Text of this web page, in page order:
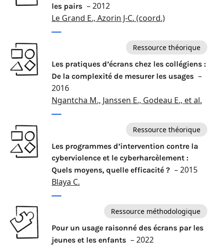
les pairs – 2012
Le Grand E., Azorin J-C. (coord.)
Ressource théorique
Les pratiques d’écrans chez les collégiens :
De la complexité de mesurer les usages –
2016
Ngantcha M., Janssen E., Godeau E., et al.
Ressource théorique
Les programmes d’intervention contre la
cyberviolence et le cyberharcèlement :
Quels moyens, quelle efficacité ? – 2015
Blaya C.
Ressource méthodologique
Pour un usage raisonné des écrans par les
jeunes et les enfants – 2022